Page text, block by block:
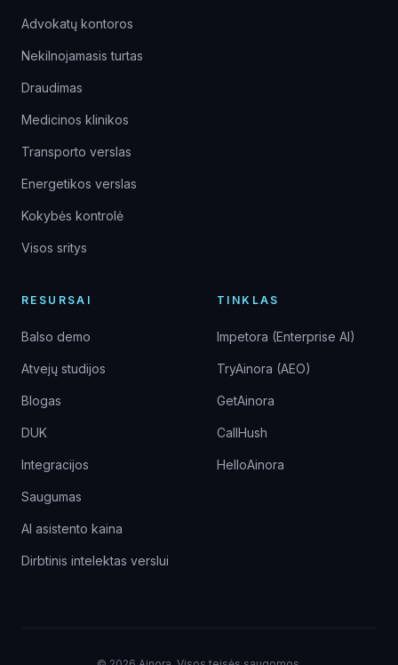
Advokatų kontoros
Nekilnojamasis turtas
Draudimas
Medicinos klinikos
Transporto verslas
Energetikos verslas
Kokybės kontrolė
Visos sritys
RESURSAI
Balso demo
Atvejų studijos
Blogas
DUK
Integracijos
Saugumas
AI asistento kaina
Dirbtinis intelektas verslui
TINKLAS
Impetora (Enterprise AI)
TryAinora (AEO)
GetAinora
CallHush
HelloAinora